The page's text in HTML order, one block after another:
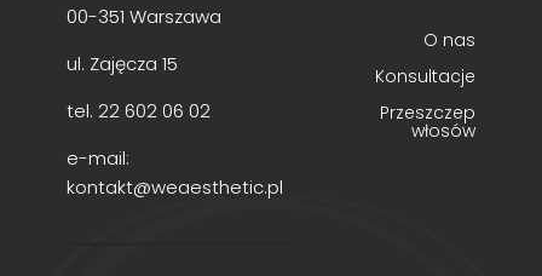
00-351 Warszawa
ul. Zajęcza 15
tel. 22 602 06 02
e-mail:
kontakt@weaesthetic.pl
O nas
Konsultacje
Przeszczep
włosów